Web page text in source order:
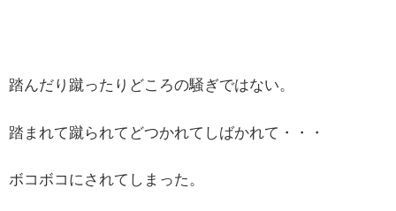
踏んだり蹴ったりどころの騒ぎではない。
踏まれて蹴られてどつかれてしばかれて・・・
ボコボコにされてしまった。